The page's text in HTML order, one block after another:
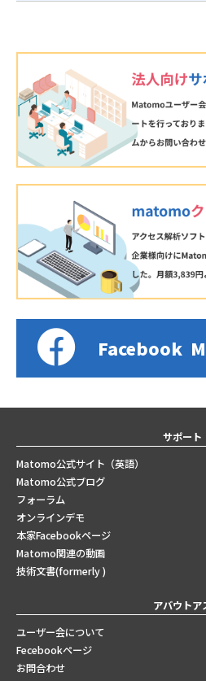
Facebook
サポート
Matomo公式サイト（英語）
Matomo公式ブログ
フォーラム
オンラインデモ
本家Facebookページ
Matomo関連の動画
技術文書(formerly )
アバウトア
ユーザー会について
Fecebookページ
お問合わせ